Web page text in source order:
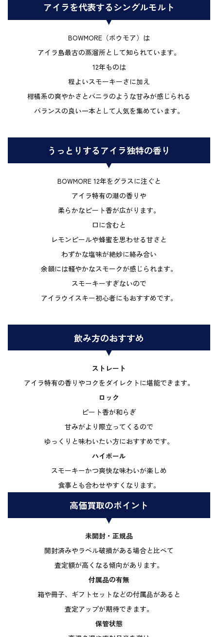
アイラを代表するシングルモルト
BOWMORE（ボウモア）は
アイラ島最古の蒸溜所として知られています。
12年ものは
程よいスモーキーさに加え
柑橘系の爽やかさとバニラのような甘みが感じられる
バランスの良い一本として人気を集めています。
うっとりするアイラ独特の香り
BOWMORE 12年をグラスに注ぐと
アイラ特有の潮の香りや
柔らかなピート香が広がります。
口に含むと
レモンピールや蜂蜜を思わせる甘さと
わずかな塩味が絶妙に絡み合い
余韻には軽やかなスモークが感じられます。
スモーキーすぎないので
アイラウイスキー初心者にもおすすめです。
飲み方のおすすめ
ストレート
アイラ特有の香りやコクをダイレクトに堪能できます。
ロック
ピート香が和らぎ
甘みがより際立ってくるので
ゆっくりと味わいたい方におすすめです。
ハイボール
スモーキーかつ爽快な味わいが楽しめ
食事とも合わせやすくなります。
高価買取のポイント
未開封・正規品
開封済みやラベル破損がある場合と比べて
査定額が高くなる傾向があります。
付属品の有無
箱や冊子、ギフトセットなどの付属品があると
査定アップが期待できます。
保管状態